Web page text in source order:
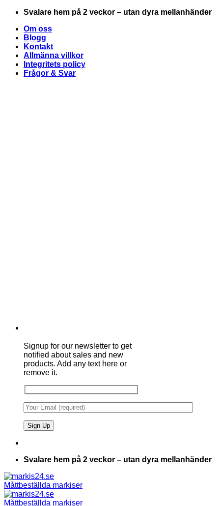
Skip
content
Svalare hem på 2 veckor – utan dyra mellanhänder
Om oss
Blogg
Kontakt
Allmänna villkor
Integritets policy
Frågor & Svar
Signup for our newsletter to get
notified about sales and new
products. Add any text here or
remove it.
Svalare hem på 2 veckor – utan dyra mellanhänder